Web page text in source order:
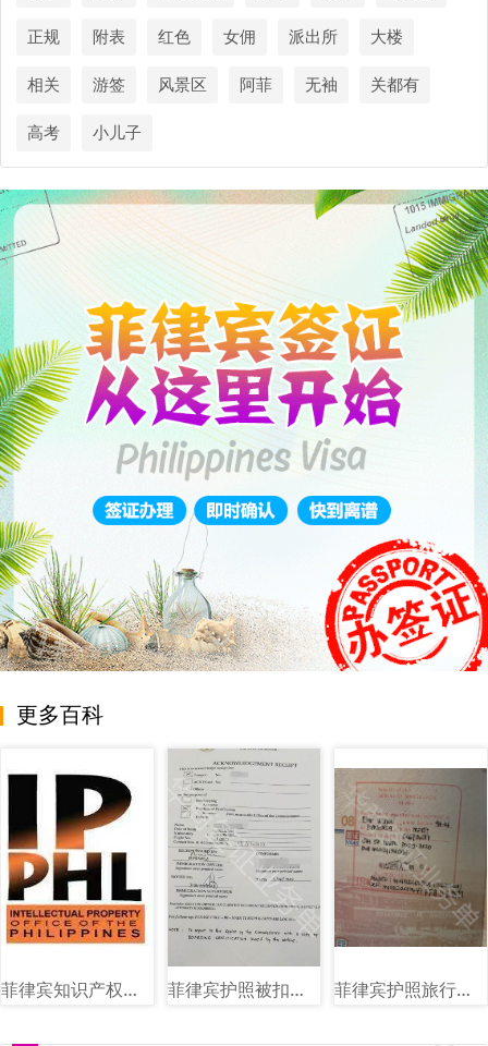
正规 附表 红色 女佣 派出所 大楼
相关 游签 风景区 阿菲 无袖 关都有
高考 小儿子
更多百科
菲律宾知识产权局（IPOPHL）图文讲解 菲律宾护照被扣海关单子图片样式讲解 菲律宾护照旅行证盖章图片样式